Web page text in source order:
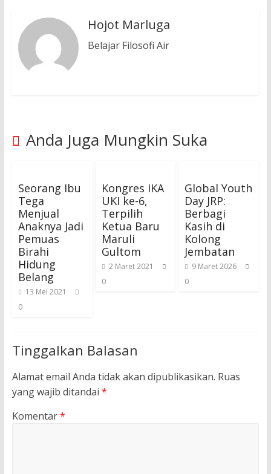
Hojot Marluga
Belajar Filosofi Air
Anda Juga Mungkin Suka
Seorang Ibu
Tega
Menjual
Anaknya Jadi
Pemuas
Birahi
Hidung
Belang
13 Mei 2021
0
Kongres IKA
UKI ke-6,
Terpilih
Ketua Baru
Maruli
Gultom
2 Maret 2021
0
Global Youth
Day JRP:
Berbagi
Kasih di
Kolong
Jembatan
9 Maret 2026
0
Tinggalkan Balasan
Alamat email Anda tidak akan dipublikasikan. Ruas
yang wajib ditandai *
Komentar*